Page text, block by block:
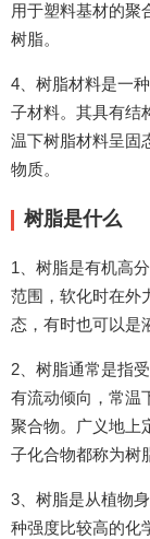
用于塑料基材的聚
树脂。
4、树脂材料是一
子材料。其具有结
温下树脂材料呈固
物质。
树脂是什么
1、树脂是有机高
范围，软化时在外
态，有时也可以是
2、树脂通常是指
有流动倾向，常温
聚合物。广义地上
子化合物都称为树
3、树脂是从植物
种强度比较高的化